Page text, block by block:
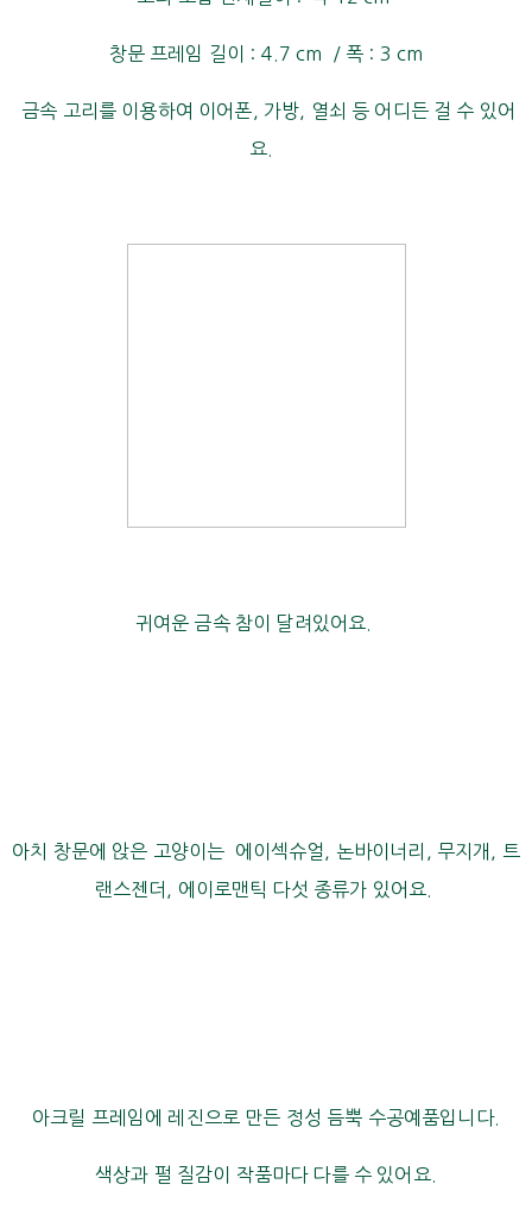
창문 프레임 길이 : 4.7 cm / 폭 : 3 cm
금속 고리를 이용하여 이어폰, 가방, 열쇠 등 어디든 걸 수 있어
요.
귀여운 금속 참이 달려있어요.
아치 창문에 앉은 고양이는 에이섹슈얼, 논바이너리, 무지개, 트
랜스젠더, 에이로맨틱 다섯 종류가 있어요.
아크릴 프레임에 레진으로 만든 정성 듬뿍 수공예품입니다.
색상과 펄 질감이 작품마다 다를 수 있어요.